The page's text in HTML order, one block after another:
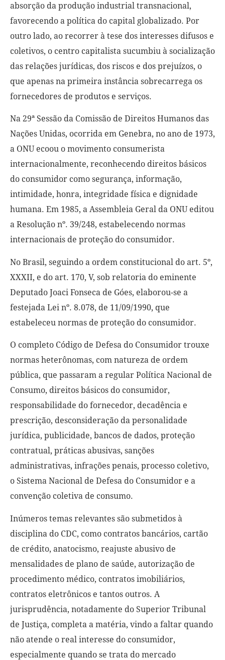
absorção da produção industrial transnacional,
favorecendo a política do capital globalizado. Por
outro lado, ao recorrer à tese dos interesses difusos e
coletivos, o centro capitalista sucumbiu à socialização
das relações jurídicas, dos riscos e dos prejuízos, o
que apenas na primeira instância sobrecarrega os
fornecedores de produtos e serviços.
Na 29ª Sessão da Comissão de Direitos Humanos das
Nações Unidas, ocorrida em Genebra, no ano de 1973,
a ONU ecoou o movimento consumerista
internacionalmente, reconhecendo direitos básicos
do consumidor como segurança, informação,
intimidade, honra, integridade física e dignidade
humana. Em 1985, a Assembleia Geral da ONU editou
a Resolução nº. 39/248, estabelecendo normas
internacionais de proteção do consumidor.
No Brasil, seguindo a ordem constitucional do art. 5º,
XXXII, e do art. 170, V, sob relatoria do eminente
Deputado Joaci Fonseca de Góes, elaborou-se a
festejada Lei nº. 8.078, de 11/09/1990, que
estabeleceu normas de proteção do consumidor.
O completo Código de Defesa do Consumidor trouxe
normas heterônomas, com natureza de ordem
pública, que passaram a regular Política Nacional de
Consumo, direitos básicos do consumidor,
responsabilidade do fornecedor, decadência e
prescrição, desconsideração da personalidade
jurídica, publicidade, bancos de dados, proteção
contratual, práticas abusivas, sanções
administrativas, infrações penais, processo coletivo,
o Sistema Nacional de Defesa do Consumidor e a
convenção coletiva de consumo.
Inúmeros temas relevantes são submetidos à
disciplina do CDC, como contratos bancários, cartão
de crédito, anatocismo, reajuste abusivo de
mensalidades de plano de saúde, autorização de
procedimento médico, contratos imobiliários,
contratos eletrônicos e tantos outros. A
jurisprudência, notadamente do Superior Tribunal
de Justiça, completa a matéria, vindo a faltar quando
não atende o real interesse do consumidor,
especialmente quando se trata do mercado